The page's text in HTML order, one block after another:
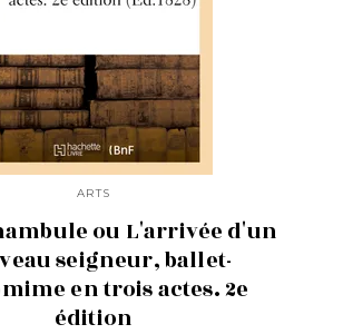
ARTS
ou L'arrivée d'un
seigneur, ballet-
en trois actes. 2e
édition